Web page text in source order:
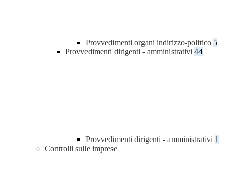
Provvedimenti organi indirizzo-politico 5
Provvedimenti dirigenti - amministrativi 44
Provvedimenti dirigenti - amministrativi 1
Controlli sulle imprese